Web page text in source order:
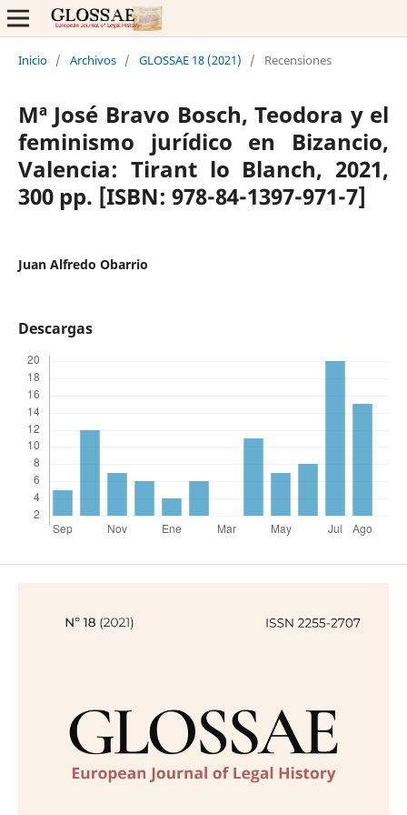
Inicio / Archivos / GLOSSAE 18 (2021) / Recensiones
Mª José Bravo Bosch, Teodora y el
feminismo jurídico en Bizancio,
Valencia: Tirant lo Blanch, 2021,
300 pp. [ISBN: 978-84-1397-971-7]
Juan Alfredo Obarrio
Descargas